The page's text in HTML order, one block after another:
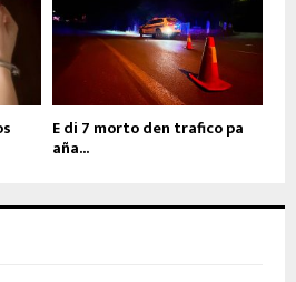
E di 7 morto den trafico pa
aña...